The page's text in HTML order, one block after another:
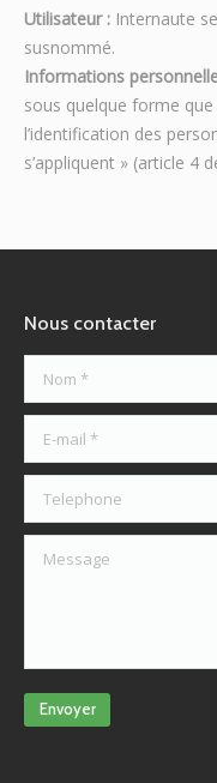
Utilisateur : Internaute
susnommé.
Informations
sous quelque forme
l’identification des
s’appliquent » (article 4
Nous contacter
Telephone
Envoyer